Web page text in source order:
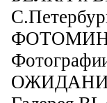
ОЖИДАНИЕ